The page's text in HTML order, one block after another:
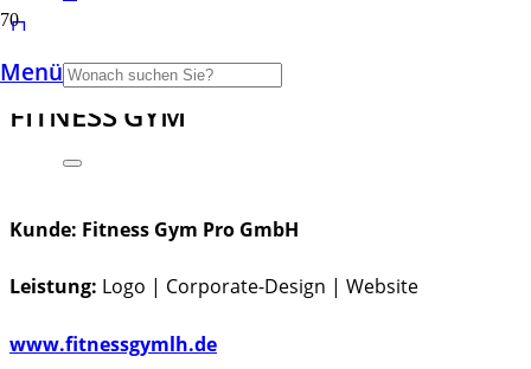
Menü
FITNESS GYM
Kunde: Fitness Gym Pro GmbH
Leistung: Logo | Corporate-Design | Website
www.fitnessgymlh.de